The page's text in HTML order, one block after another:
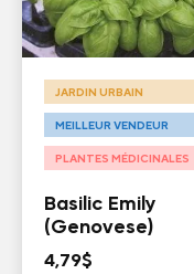
JARDIN URBAIN
MEILLEUR VENDEUR
PLANTES MÉDICINALES
Basilic Emily
(Genovese)
4,79$